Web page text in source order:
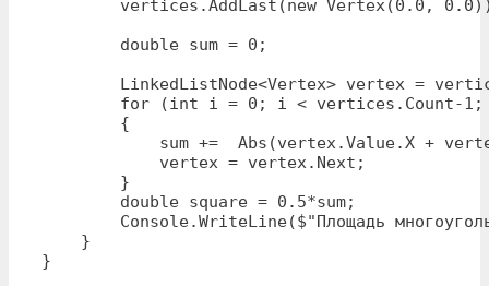
vertices.AddLast(new Vertex(0.0,
        double sum = 0;
LinkedListNode<Vertex> vertex =
for (int i = 0; i < vertices.Count-1;
        {
sum +=  Abs(vertex.Value.X +
            vertex = vertex.Next;
        }
        double square = 0.5*sum;
Console.WriteLine($"Площадь
    }
}